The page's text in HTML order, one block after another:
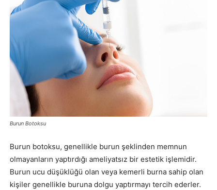
Burun Botoksu
Burun botoksu, genellikle burun şeklinden memnun
olmayanların yaptırdığı ameliyatsız bir estetik işlemidir.
Burun ucu düşüklüğü olan veya kemerli burna sahip olan
kişiler genellikle buruna dolgu yaptırmayı tercih ederler.